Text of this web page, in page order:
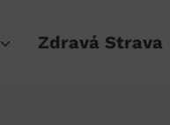
Zdravá Strava